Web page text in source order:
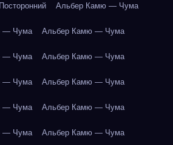
Альбер Камю — Чума
— Чума Альбер Камю — Чума
— Чума Альбер Камю — Чума
— Чума Альбер Камю — Чума
— Чума Альбер Камю — Чума
— Чума Альбер Камю — Чума